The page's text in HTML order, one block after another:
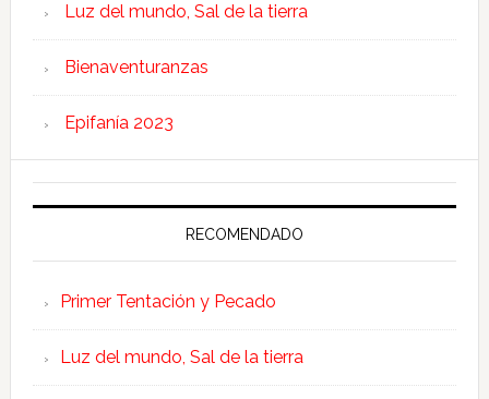
Luz del mundo, Sal de la tierra
Bienaventuranzas
Epifanía 2023
RECOMENDADO
Primer Tentación y Pecado
Luz del mundo, Sal de la tierra